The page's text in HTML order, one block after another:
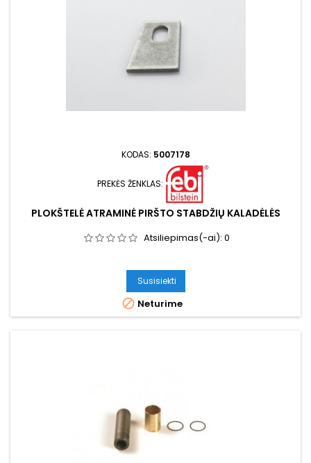
KODAS: 5007178
PREKĖS ŽENKLAS:
PLOKŠTELĖ ATRAMINĖ PIRŠTO STABDŽIŲ KALADĖLĖS
Atsiliepimas(-ai): 0
Susisiekti
 Neturime